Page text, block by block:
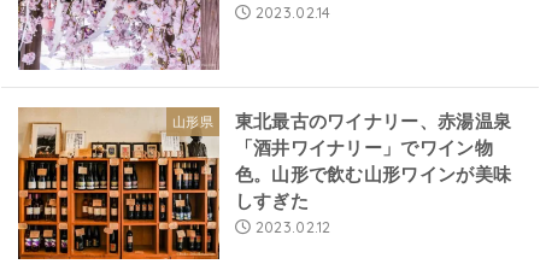
2023.02.14
山形県
東北最古のワイナリー、赤湯温泉
「酒井ワイナリー」でワイン物
色。山形で飲む山形ワインが美味
しすぎた
2023.02.12